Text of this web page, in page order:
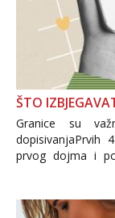
ŠTO
Granice su
dopisivanjaPrvih
prvog dojma i
Važno je
informacija,
povjerenje.